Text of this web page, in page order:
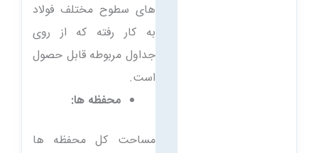
های سطوح مختلف فولاد
به کار رفته که از روی
جداول مربوطه قابل حصول
است.
محفظه ها:
مساحت كل محفظه ها